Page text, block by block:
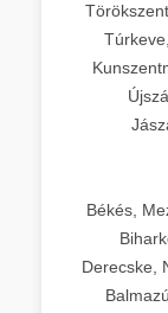
Békés,
Derecske,